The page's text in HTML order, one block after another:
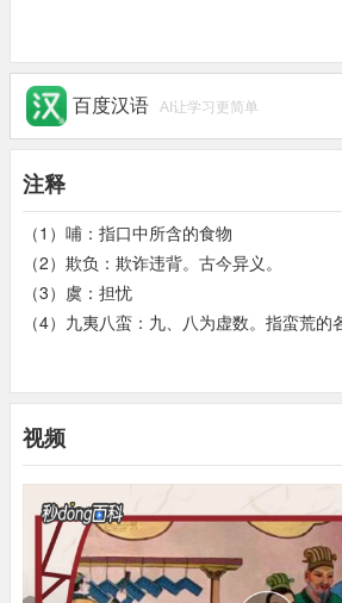
百度汉语 AI让学习更简单
注释
（1）哺：指口中所含的食物
（2）欺负：欺诈违背。古今异义。
（3）虞：担忧
（4）九夷八蛮：九、八为虚数。指蛮荒的
（7）沾被：沾湿，滋润
（8）休征嘉瑞：休征、嘉瑞都是指吉兆
（9）叔父之亲：指周公与成王的至亲关系
（10）辅理承化：辅佐、治理、承继、教化
（11）章章：显著的样子
（12）设使：设、使都是“假设”的意思
（13）特：只是
视频